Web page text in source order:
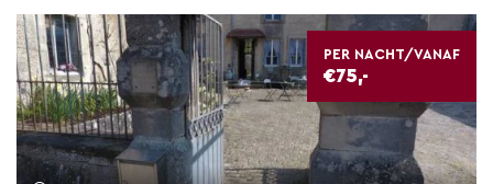
PER NACHT/VANAF
€75,-